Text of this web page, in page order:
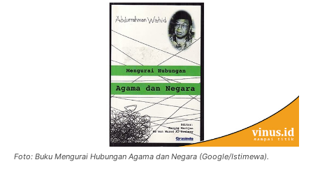
Foto: Buku Mengurai Hubungan Agama dan Negara (Google/Istimewa).